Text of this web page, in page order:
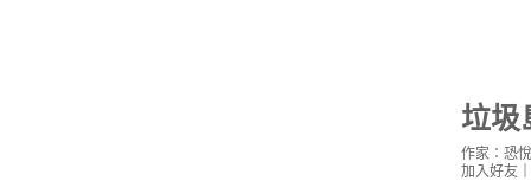
垃圾
加入好友
作家：恐